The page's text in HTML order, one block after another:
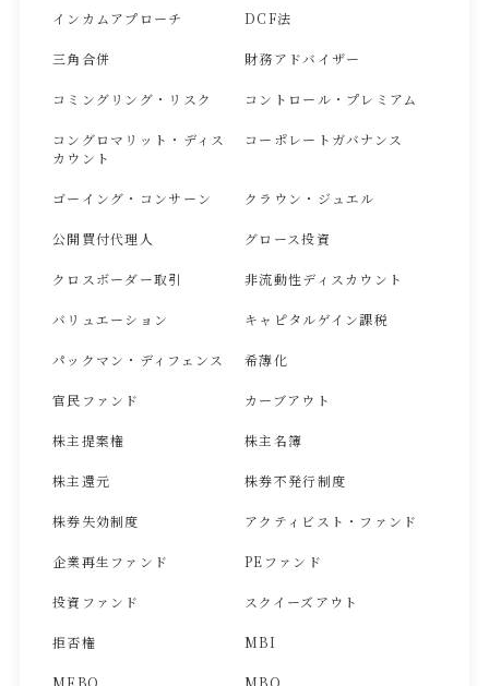
インカムアプローチ DCF法
三角合併 財務アドバイザー
コミングリング・リスク コントロール・プレミアム
コングロマリット・ディス
カウント
コーポレートガバナンス
ゴーイング・コンサーン クラウン・ジュエル
公開買付代理人 グロース投資
クロスボーダー取引 非流動性ディスカウント
バリュエーション キャピタルゲイン課税
パックマン・ディフェンス 希薄化
官民ファンド カーブアウト
株主提案権 株主名簿
株主還元 株券不発行制度
株券失効制度 アクティビスト・ファンド
企業再生ファンド PEファンド
投資ファンド スクイーズアウト
拒否権 MBI
MEBO MBO